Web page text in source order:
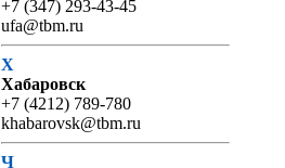
+7 (347) 293-43-45
ufa@tbm.ru
Х
Хабаровск
+7 (4212) 789-780
khabarovsk@tbm.ru
Ч